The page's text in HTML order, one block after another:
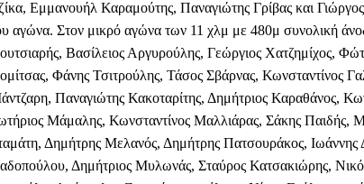
Εμμανουήλ Καραμούτης, Παναγιώτης Γρίβας και
αγώνα. Στον μικρό αγώνα των 11 χλμ με 480μ συνολική
Βασίλειος Αργυρούλης, Γεώργιος Χατζημίχος,
Φάνης Τσιτρούλης, Τάσος Σβάρνας, Κωνσταντίνος
Παναγιώτης Κακοταρίτης, Δημήτριος Καραθάνος,
Μάμαλης, Κωνσταντίνος Μαλλιάρας, Σάκης Παιδής,
Δημήτρης Μελανός, Δημήτρης Πατσουράκος, Ιωάννης
Δημήτριος Μυλωνάς, Σταύρος Κατσακιώρης,